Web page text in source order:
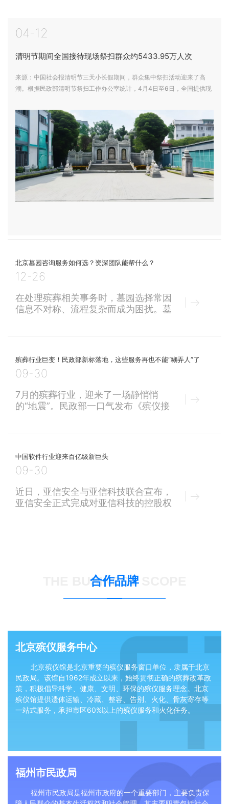
购买公墓墓穴，安放骨...
购买公墓是涉及法律、经济、情感等多方面的重
意的关键事项，帮助您避免风险并做出合理决
必须选择民政部门批准的...
殡仪服务是为逝者及其家属提供的一系列专业
化的全过程。以下是殡仪服务的主要内容和分
类： 一、基本服务内容1. 遗体接运 - 提供遗体从
医院、家中或事故现场接运...
福建优化殡葬服务 让“身后事”更惠民更安心
苏海森2025年09月26日14:06 | 来源：人民网9
月24日一大早，福建省漳州市长泰区岩溪镇湖珠
村村民洪木山便出门来到一处生态园林巡逻。受
台风影响，当天凌晨，一场风雨席卷漳州。“主要
清扫树枝落...
深化移风易俗 劲吹殡葬新风
来源：《中国社会报》承载着对亲人的思念，一
片片花瓣撒向大海……3月28日，来自山东青岛
来源：《中国社会报》承载着对亲人的思念，一
45个家庭的逝者家属如愿从青岛飞洋码头登船出
海，到达指定区域后，在深情凝望和默默祈祷
允许土葬的少数名族有哪些？
在中国，允许土葬的少数民族主要依据《殡葬管
理条例》及国家尊重少数民族风俗习惯的相关政
策。以下是可以合法土葬的少数民族及其特殊规
俗：依伊斯兰教规实行速...
等）属于违法行为，将面临行政处罚甚至刑事责
任。具体处罚依据《殡葬管理条例》《土地管理
法》《刑法》等相关法规，以下是详细规定：
一、法律禁止性规定1. 《殡葬管...
04-12
清明节期间全国接待现场祭扫群众约5433.95万人次
来源：中国社会报清明节三天小长假期间，群众集中祭扫活动迎来了高
潮。根据民政部清明节祭扫工作办公室统计，4月4日至6日，全国提供现
万人次，疏导车辆约1232.68万台次，接待现场祭扫群众约5433.95万人
次，较2024年分别增加约14%、13%、21.4%、14.3%。各地民政部门和
殡
北京墓园咨询服务如何选？资深团队能帮什么？
12-26
在处理殡葬相关事务时，墓园选择常因
信息不对称、流程复杂而成为困扰。墓
成决策。这类服务通常覆盖多个城市，
依托专业团队与标准化流程，解决传统
方式中信息分散、沟通低效等问题。
一、服务内容与覆盖范围：墓园咨询服
务以信息查询为核心，涵盖墓园位置、
价格、墓型、环境等基础
殡葬行业巨变！民政部新标落地，这些服务再也不能“糊弄人”了
09-30
7月的殡葬行业，迎来了一场静悄悄
的“地震”。民政部一口气发布《殡仪接
扫等全流程。这是继2024年发布18项
标准、2025年上半年实施6项后，行业
标准化进程的又一记重拳。这些看似枯
燥的条文，正在彻底改写这个“只认熟
不认好”的行业规则。今天，海哥带你
拆解新规背后的
中国软件行业迎来百亿级新巨头
09-30
近日，亚信安全与亚信科技联合宣布，
亚信安全正式完成对亚信科技的控股权
迎接数智时代的新机遇与新发展。落地
THE BUSINESS SCOPE
合作品牌
北京殡仪服务中心
北京殡仪馆‌是北京重要的殡仪服务窗口单位，隶属于北京
民政局。该馆自1962年成立以来，始终贯彻正确的殡葬改革政
策，积极倡导科学、健康、文明、环保的殡仪服务理念。北京
殡仪馆提供遗体运输、冷藏、整容、告别、火化、骨灰寄存等
一站式服务，承担市区60%以上的殡仪服务和火化任务。
福州市民政局
‌福州市民政局‌是福州市政府的一个重要部门，主要负责保